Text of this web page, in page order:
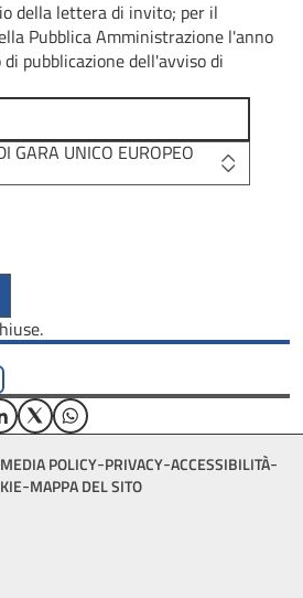
della lettera di invito; per il
Pubblica Amministrazione l'anno
pubblicazione dell'avviso di
GARA UNICO EUROPEO
TwitterWhatsApp
POLICY PRIVACY ACCESSIBILITÀ
MAPPA DEL SITO